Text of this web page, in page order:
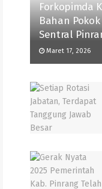
Forkopimda
Bahan
Sentral
Maret 17, 2026